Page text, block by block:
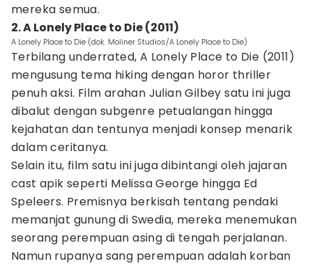
mereka semua.
2. A Lonely Place to Die (2011)
A Lonely Place to Die (dok. Moliner Studios/A Lonely Place to Die)
Terbilang underrated, A Lonely Place to Die (2011)
mengusung tema hiking dengan horor thriller
penuh aksi. Film arahan Julian Gilbey satu ini juga
dibalut dengan subgenre petualangan hingga
kejahatan dan tentunya menjadi konsep menarik
dalam ceritanya.
Selain itu, film satu ini juga dibintangi oleh jajaran
cast apik seperti Melissa George hingga Ed
Speleers. Premisnya berkisah tentang pendaki
memanjat gunung di Swedia, mereka menemukan
seorang perempuan asing di tengah perjalanan.
Namun rupanya sang perempuan adalah korban